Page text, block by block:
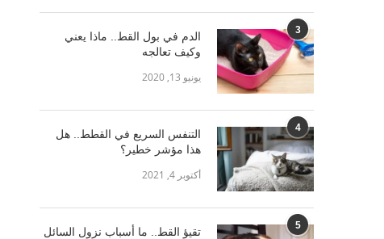
3
الدم في بول القط.. ماذا يعني
وكيف تعالجه
يونيو 13, 2020
4
التنفس السريع في القطط.. هل
هذا مؤشر خطير؟
أكتوبر 4, 2021
5
تقيؤ القط.. ما أسباب نزول السائل